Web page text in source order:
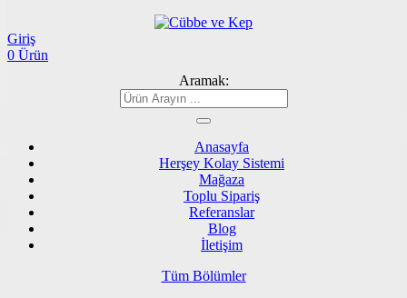
Giriş
0 Ürün
Aramak:
Anasayfa
Herşey Kolay Sistemi
Mağaza
Toplu Sipariş
Referanslar
Blog
İletişim
Tüm Bölümler